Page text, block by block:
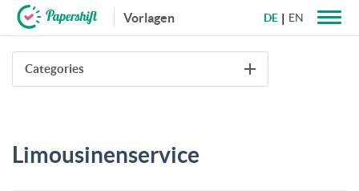
Vorlagen
+49 721 50 95 79 69
DE EN
Categories
Limousinenservice